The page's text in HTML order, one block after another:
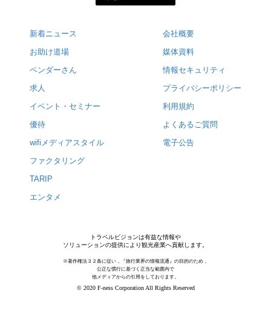
新着ニュース
お助け道場
ベンダーさん
求人
イベント・セミナー
優待
wifiメディアスタイル
ファクタリング
TARIP
エンタメ
会社概要
媒体資料
情報セキュリティ
プライバシーポリシー
利用規約
よくあるご質問
電子公告
トラベルビジョンは有益な情報や
ソリューションの提供により観光産業へ貢献します。
※著作権法３２条に従い，『旅行業界の情報流通』の目的のため，
公正な慣行に基づく正当な範囲内で
他メディアからの引用をしております。
© 2020 F-ness Corporation All Rights Reserved